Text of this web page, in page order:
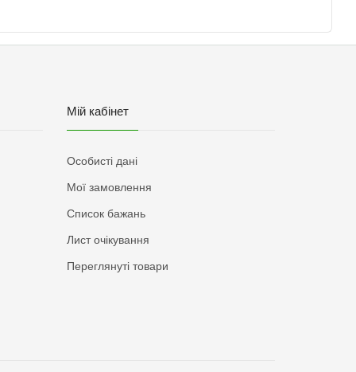
Мій кабінет
Особисті дані
Мої замовлення
Список бажань
Лист очікування
Переглянуті товари